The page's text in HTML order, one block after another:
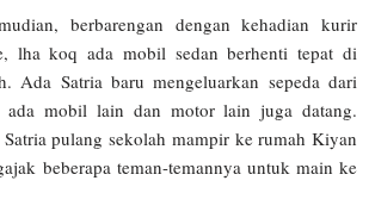
berbarengan dengan kehadian kurir
lha koq ada mobil sedan berhenti tepat di
Ada Satria baru mengeluarkan sepeda dari
ada mobil lain dan motor lain juga datang.
pulang sekolah mampir ke rumah Kiyan
beberapa teman-temannya untuk main ke